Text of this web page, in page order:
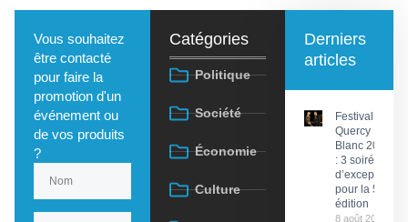
Vous souhaitez
être contacté
pour faire la
promotion d'un
événement ou
de vos produits
?
Catégories
Politique
Société
Économie
Culture
Derniers
articles
Festival du
Quercy
Blanc 2026
: 3 soirées
d’exception
pour la 58e
édition
8 août 2026